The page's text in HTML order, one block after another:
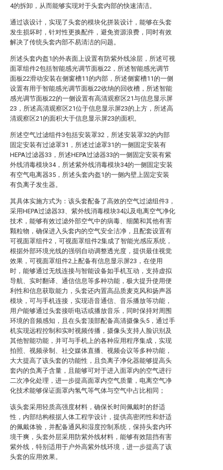
4的拆卸，从而能够实现对于头套内部的快速清洁。
通过该设计，实现了头套的模块化拼装设计，能够在头套
发生损坏时，针对性更换配件，避免资源浪费，同时有效
解决了传统头套内部不易清洁的问题。
所述头套内盔1的外表面上设置有防紫外线涂层，所述可视
面罩组件2包括智能感光调节面板22，所述智能感光调节
面板22滑动安装在侧窗槽11的内部，所述侧窗槽11的一侧
设置有用于智能感光调节面板22收纳的回收槽，所述智能
感光调节面板22的一侧设置有高清观察区21与信息显示屏
23，所述高清观察区21位于信息显示屏23的上方，所述高
清观察区21的面积大于信息显示屏23的面积。
所述空气过滤组件3包括安装罩32，所述安装罩32的内部
固定安装有过滤罩31，所述过滤罩31的一侧固定安装有
HEPA过滤器33，所述HEPA过滤器33的一侧固定安装有紫
外线消毒模块34，所述紫外线消毒模块34的一侧固定安装
有空气电离器35，所述头套内盔1的一侧内壁上固定安装
有负离子发生器。
其具体实施方式为：该头套配备了高效的空气过滤组件3，
采用HEPA过滤器33、紫外线消毒模块34以及电离空气净化
技术，能够有效过滤外部空气中的病毒、细菌和其他有害
颗粒物，确保进入头套内的空气安全洁净，且配套设置有
可视面罩组件2，可视面罩组件2集成了智能光感应系统，
根据外部环境光线的强弱自动调整透光度，提供最佳视觉
效果，可视面罩组件2上配备有信息显示屏23，在使用
时，能够通过无线连接与智能设备如手机互动，支持虚拟
导航、实时翻译、通信信息等多种功能，极大提升使用便
利性和信息获取能力，头套还内置高品质麦克风和扬声器
模块，可与手机连接，实现语音通信、音乐播放等功能，
用户能够通过头套接听电话或播放音乐，同时保持对周围
环境的音频感知，且在头套顶部配备高清摄像头5，通过手
机实现远程控制和实时视频传播，摄像头支持人脸识别及
其他智能功能，并可与手机上的各种应用程序集成，实现
拍照、视频录制、社交媒体直播、视频会议等多种功能，
大大提高了该头套的功能性，且负离子净化器能够提高头
套内的负离子含量，且能够可对于进入面罩内的空气进行
二次净化处理，进一步提高面罩内空气质量，电离空气净
化技术能够保证面罩内氢气等气体与空气中占比相同；
该头套采用轻质高强度材料，确保长时间佩戴时的舒适
性，内部结构根据人体工程学设计，提供高密闭性和舒适
的佩戴体验，并配备通风和湿度控制系统，保持头套内环
境干爽，头套外层采用防紫外线材料，能够有效阻挡有害
紫外线，特别适用于户外高紫外线环境，进一步提高了该
头套的应用效果。